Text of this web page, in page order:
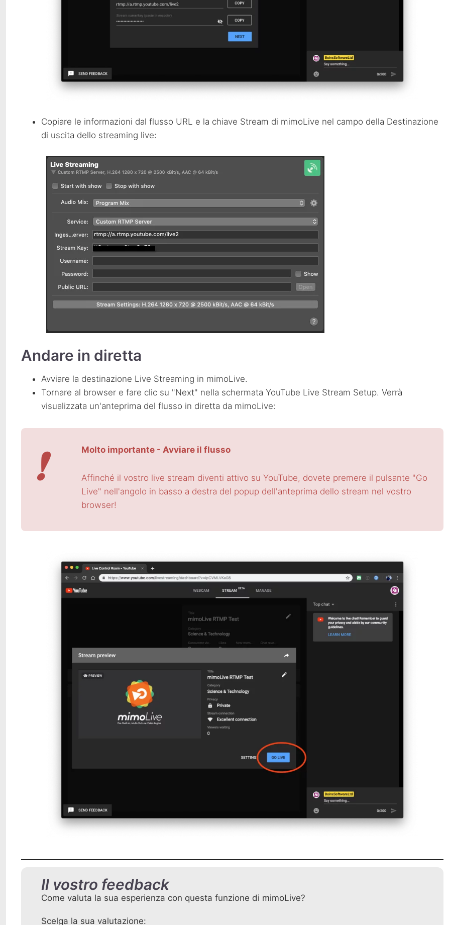
Copiare le informazioni dal flusso URL e la chiave Stream di mimoLive nel campo della Destinazione
di uscita dello streaming live:
Andare in diretta
Avviare la destinazione Live Streaming in mimoLive.
Tornare al browser e fare clic su "Next" nella schermata YouTube Live Stream Setup. Verrà
visualizzata un'anteprima del flusso in diretta da mimoLive:
❗ Molto importante - Avviare il flusso
Affinché il vostro live stream diventi attivo su YouTube, dovete premere il pulsante "Go
Live" nell'angolo in basso a destra del popup dell'anteprima dello stream nel vostro
browser!
Il vostro feedback
Come valuta la sua esperienza con questa funzione di mimoLive?
Scelga la sua valutazione: